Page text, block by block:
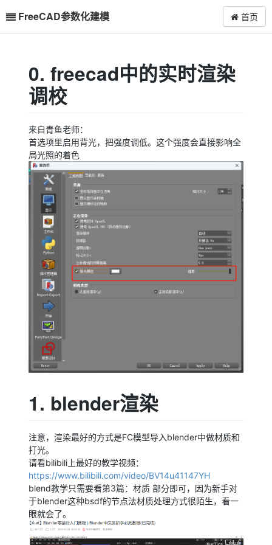
FreeCAD参数化建模 首页
0. freecad中的实时渲染
调校
来自青鱼老师：
首选项里启用背光，把强度调低。这个强度会直接影响全
局光照的着色
1. blender渲染
注意，渲染最好的方式是FC模型导入blender中做材质和
打光。
请看bilibili上最好的教学视频：
https://www.bilibili.com/video/BV14u41147YH
blend教学只需要看第3篇：材质 部分即可，因为新手对
于blender这种bsdf的节点法材质处理方式很陌生，看一
眼就会了。